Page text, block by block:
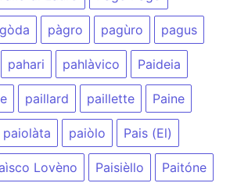
pàgro pagùro pagus
pahari pahlàvico Paideia
paillard paillette Paine
paiolàta paiòlo Pais (El)
Lovèno Paisièllo Paitóne